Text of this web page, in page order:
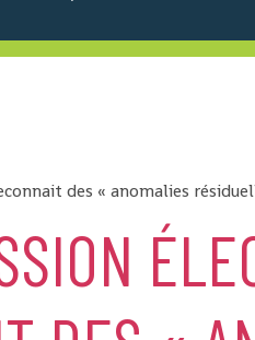
des « anomalies